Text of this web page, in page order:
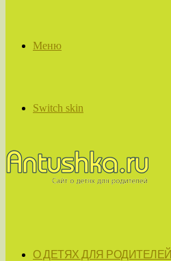
Меню
Switch skin
О ДЕТЯХ ДЛЯ РОДИТЕЛЕЙ